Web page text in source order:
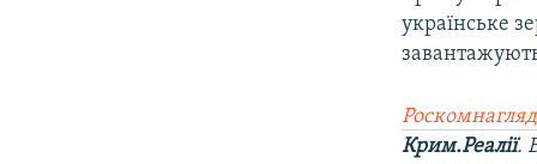
українське
Крим.Реалії.